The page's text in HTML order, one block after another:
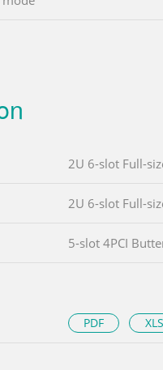
2U 6-slot Full-
2U 6-slot Full-
5-slot 4PCI
PDF XLS